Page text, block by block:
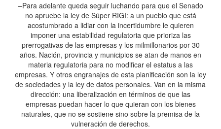
–Para adelante queda seguir luchando para que el Senado
no apruebe la ley de Súper RIGI: a un pueblo que está
acostumbrado a lidiar con la incertidumbre le quieren
imponer una estabilidad regulatoria que prioriza las
prerrogativas de las empresas y los milmillonarios por 30
años. Nación, provincia y municipios se atan de manos en
materia regulatoria para no modificar el estatus a las
empresas. Y otros engranajes de esta planificación son la ley
de sociedades y la ley de datos personales. Van en la misma
dirección: una liberalización en términos de que las
empresas puedan hacer lo que quieran con los bienes
naturales, que no se sostiene sino sobre la premisa de la
vulneración de derechos.